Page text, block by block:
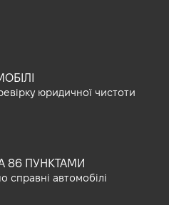
юридичної чистоти
86 ПУНКТАМИ
справні автомобілі